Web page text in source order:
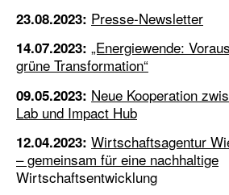
23.08.2023: Presse-Newsletter
14.07.2023: „Energiewende:
grüne Transformation“
09.05.2023: Neue Kooperation
Lab und Impact Hub
12.04.2023: Wirtschaftsagentur
– gemeinsam für eine nachhaltige
Wirtschaftsentwicklung